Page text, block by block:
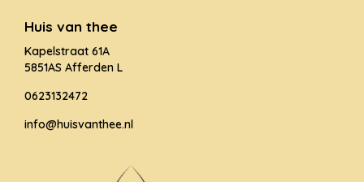
Huis van thee
Kapelstraat 61A
5851AS Afferden L
0623132472
info@huisvanthee.nl